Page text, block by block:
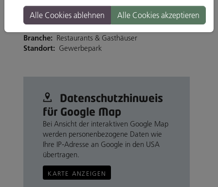
Im Gewerbepark A 07, 93059 Regensburg
Tel. 0941 4099807
Fax 0941-4099809
Branche: Restaurants & Gasthäuser
Standort: Gewerbepark
Datenschutz­hinweis
für Google Map
Bei Ansicht der interaktiven Google Map
werden personenbezogene Daten wie
Ihre IP-Adresse an Google in den USA
übertragen.
KARTE ANZEIGEN
Alle Cookies ablehnen Alle Cookies akzeptieren